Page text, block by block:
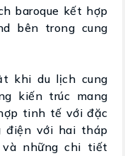
baroque kết hợp
bên trong cung
khi du lịch cung
kiến trúc mang
tinh tế với đặc
điện với hai tháp
những chi tiết